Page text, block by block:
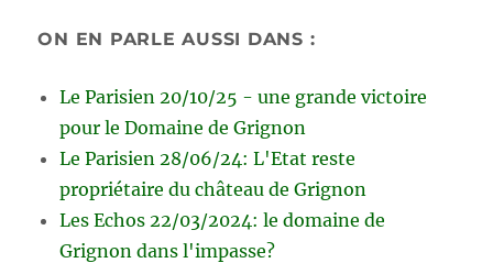
ON EN PARLE AUSSI DANS :
Le Parisien 20/10/25 - une grande victoire
pour le Domaine de Grignon
Le Parisien 28/06/24: L'Etat reste
propriétaire du château de Grignon
Les Echos 22/03/2024: le domaine de
Grignon dans l'impasse?